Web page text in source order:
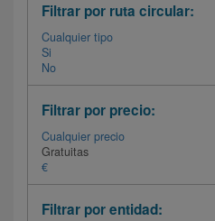
Filtrar por ruta circular:
Cualquier tipo
Si
No
Filtrar por precio:
Cualquier precio
Gratuitas
€
Filtrar por entidad: